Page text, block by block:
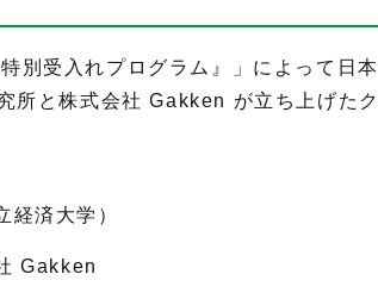
別受入れプログラム』」によって日
所と株式会社 Gakken が立ち上げた
済大学）
Gakken